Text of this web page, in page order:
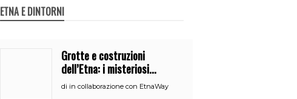
ETNA E DINTORNI
Grotte e costruzioni
dell’Etna: i misteriosi
nascondigli del vulcano
di in collaborazione con EtnaWay